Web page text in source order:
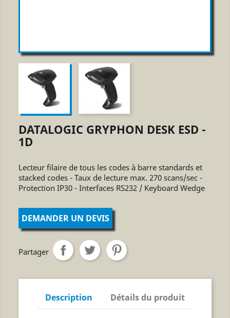
DATALOGIC GRYPHON DESK ESD -
1D
Lecteur filaire de tous les codes à barre standards et
stacked codes - Taux de lecture max. 270 scans/sec -
Protection IP30 - Interfaces RS232 / Keyboard Wedge
DEMANDER UN DEVIS
Partager
Description Détails du produit